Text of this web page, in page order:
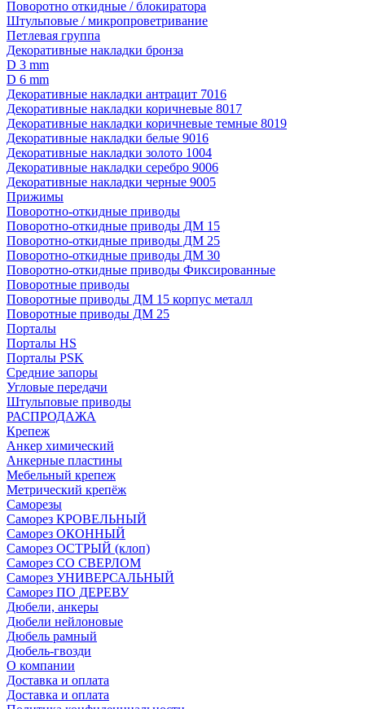
Поворотно откидные / блокиратора
Штульповые / микропроветривание
Петлевая группа
Декоративные накладки бронза
D 3 mm
D 6 mm
Декоративные накладки антрацит 7016
Декоративные накладки коричневые 8017
Декоративные накладки коричневые темные 8019
Декоративные накладки белые 9016
Декоративные накладки золото 1004
Декоративные накладки серебро 9006
Декоративные накладки черные 9005
Прижимы
Поворотно-откидные приводы
Поворотно-откидные приводы ДМ 15
Поворотно-откидные приводы ДМ 25
Поворотно-откидные приводы ДМ 30
Поворотно-откидные приводы Фиксированные
Поворотные приводы
Поворотные приводы ДМ 15 корпус металл
Поворотные приводы ДМ 25
Порталы
Порталы HS
Порталы PSK
Средние запоры
Угловые передачи
Штульповые приводы
РАСПРОДАЖА
Крепеж
Анкер химический
Анкерные пластины
Мебельный крепеж
Метрический крепёж
Саморезы
Саморез КРОВЕЛЬНЫЙ
Саморез ОКОННЫЙ
Саморез ОСТРЫЙ (клоп)
Саморез СО СВЕРЛОМ
Саморез УНИВЕРСАЛЬНЫЙ
Саморез ПО ДЕРЕВУ
Дюбели, анкеры
Дюбели нейлоновые
Дюбель рамный
Дюбель-гвозди
О компании
Доставка и оплата
Доставка и оплата